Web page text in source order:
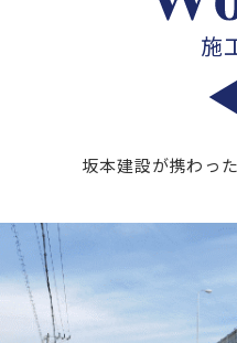
施
坂本建設が携わっ